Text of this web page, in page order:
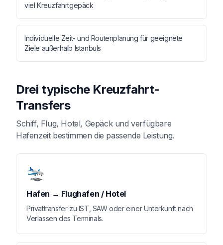
viel Kreuzfahrtgepäck
Individuelle Zeit- und Routenplanung für geeignete
Ziele außerhalb Istanbuls
Drei typische Kreuzfahrt-
Transfers
Schiff, Flug, Hotel, Gepäck und verfügbare
Hafenzeit bestimmen die passende Leistung.
🛬
Hafen → Flughafen / Hotel
Privattransfer zu IST, SAW oder einer Unterkunft nach
Verlassen des Terminals.